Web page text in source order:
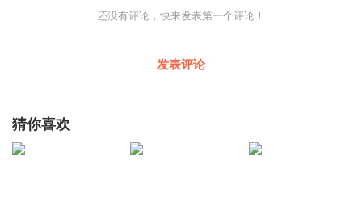
还没有评论，快来发表第一个评论！
发表评论
猜你喜欢